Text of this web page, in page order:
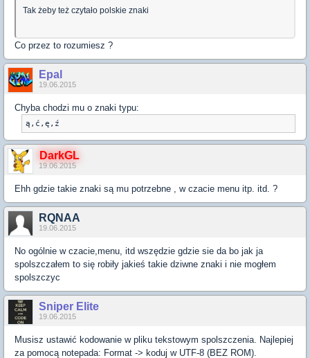
Tak żeby też czytało polskie znaki
Co przez to rozumiesz ?
Epal
19.06.2015
Chyba chodzi mu o znaki typu:
DarkGL
19.06.2015
Ehh gdzie takie znaki są mu potrzebne , w czacie menu itp. itd. ?
RQNAA
19.06.2015
No ogólnie w czacie,menu, itd wszędzie gdzie sie da bo jak ja
spolszczałem to się robiły jakieś takie dziwne znaki i nie mogłem
spolszczyc
Sniper Elite
19.06.2015
Musisz ustawić kodowanie w pliku tekstowym spolszczenia. Najlepiej
za pomocą notepada: Format -> koduj w UTF-8 (BEZ ROM).